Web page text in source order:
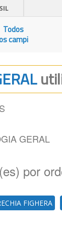
Todos
campi
GERAL
por
FIGHERA